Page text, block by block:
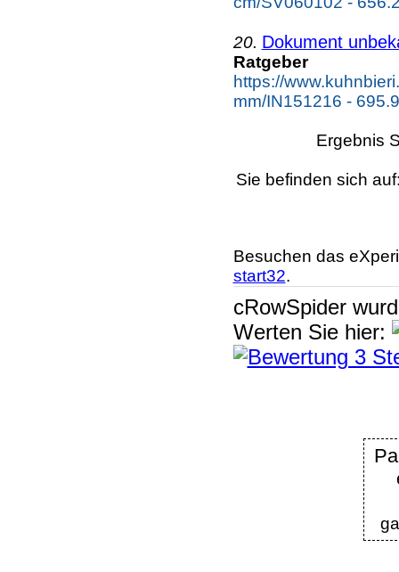
20. Dokument
Ratgeber
https://
mm/IN151216 -
Ergebnis
Sie befinden sich
Besuchen das
start32.
cRowSpider
Werten Sie hier: